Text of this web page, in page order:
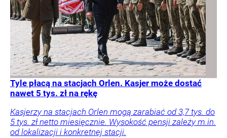
Tyle płacą na stacjach Orlen. Kasjer może dostać
nawet 5 tys. zł na rękę
Kasjerzy na stacjach Orlen mogą zarabiać od 3,7 tys. do
5 tys. zł netto miesięcznie. Wysokość pensji zależy m.in.
od lokalizacji i konkretnej stacji.